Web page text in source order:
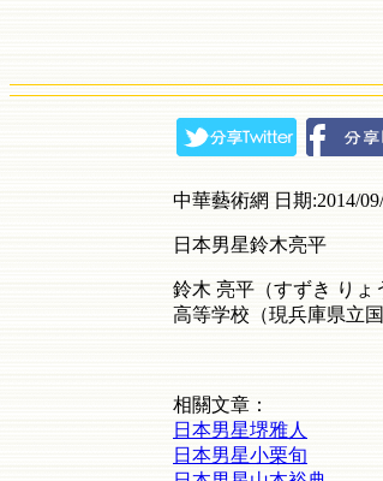
中華藝術網 日期:2014/
日本男星鈴木亮平
鈴木 亮平（すずき りょ
高等学校（現兵庫県立
相關文章：
日本男星堺雅人
日本男星小栗旬